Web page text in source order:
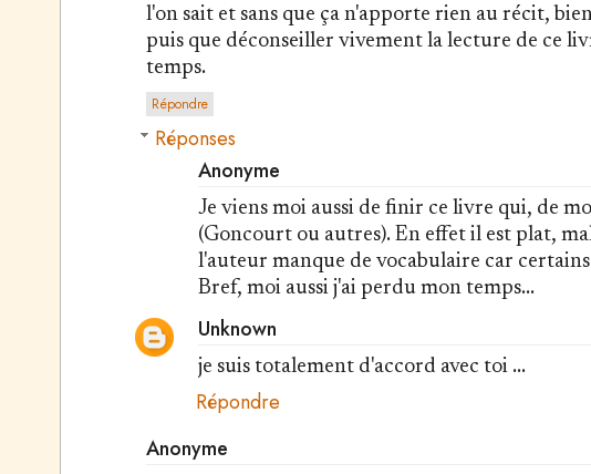
l'on sait et sans que ça n'apporte rien au récit,
puis que déconseiller vivement la lecture de ce
temps.
Répondre
Réponses
Anonyme
Je viens moi aussi de finir ce livre qui, de
(Goncourt ou autres). En effet il est plat,
l'auteur manque de vocabulaire car
Bref, moi aussi j'ai perdu mon temps...
Unknown
je suis totalement d'accord avec toi ...
Répondre
Anonyme